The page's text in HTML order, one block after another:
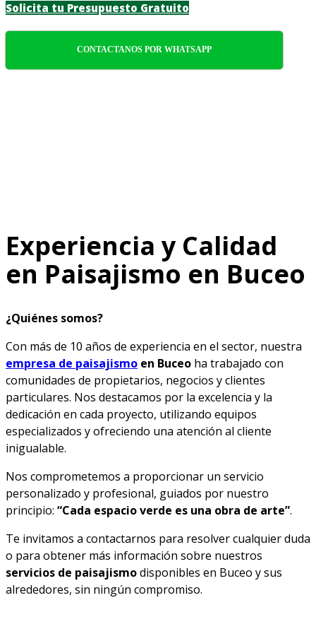
Solicita tu Presupuesto Gratuito
CONTACTANOS POR WHATSAPP
Experiencia y Calidad
en Paisajismo en Buceo
¿Quiénes somos?
Con más de 10 años de experiencia en el sector, nuestra
empresa de paisajismo en Buceo ha trabajado con
comunidades de propietarios, negocios y clientes
particulares. Nos destacamos por la excelencia y la
dedicación en cada proyecto, utilizando equipos
especializados y ofreciendo una atención al cliente
inigualable.
Nos comprometemos a proporcionar un servicio
personalizado y profesional, guiados por nuestro
principio: “Cada espacio verde es una obra de arte”.
Te invitamos a contactarnos para resolver cualquier duda
o para obtener más información sobre nuestros
servicios de paisajismodisponibles en Buceo y sus
alrededores, sin ningún compromiso.